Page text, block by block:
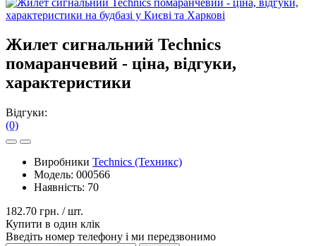
Жилет сигнальний Technics
помаранчевий - ціна, відгуки,
характеристики
Відгуки:
(0)
Виробники Technics (Техникс)
Модель: 000566
Наявність: 70
182.70 грн. / шт.
Купити в один клік
Введіть номер телефону і ми передзвонимо